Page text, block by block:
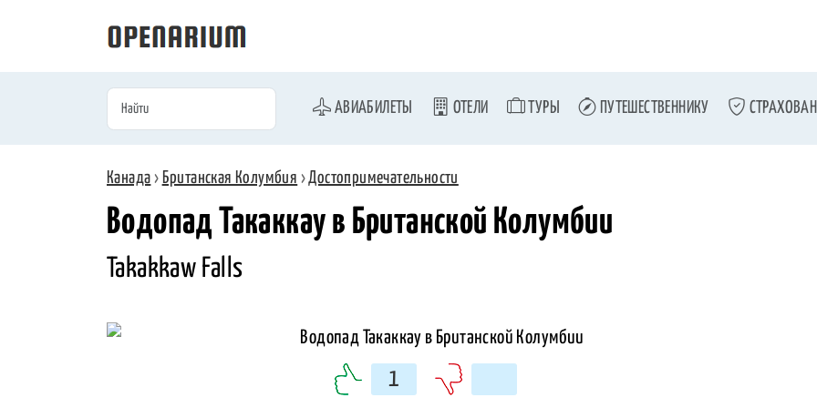
АВИАБИЛЕТЫ ОТЕЛИ ТУРЫ ПУТЕШЕСТВЕННИКУ
Канада › Британская Колумбия ›Достопримечательности
Водопад Такаккау в Британской Колумбии
Takakkaw Falls
1